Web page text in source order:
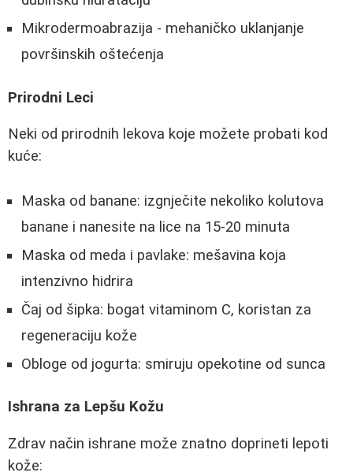
Mikrodermoabrazija - mehaničko uklanjanje
površinskih oštećenja
Prirodni Leci
Neki od prirodnih lekova koje možete probati kod
kuće:
Maska od banane: izgnječite nekoliko kolutova
banane i nanesite na lice na 15-20 minuta
Maska od meda i pavlake: mešavina koja
intenzivno hidrira
Čaj od šipka: bogat vitaminom C, koristan za
regeneraciju kože
Obloge od jogurta: smiruju opekotine od sunca
Ishrana za Lepšu Kožu
Zdrav način ishrane može znatno doprineti lepoti
kože: